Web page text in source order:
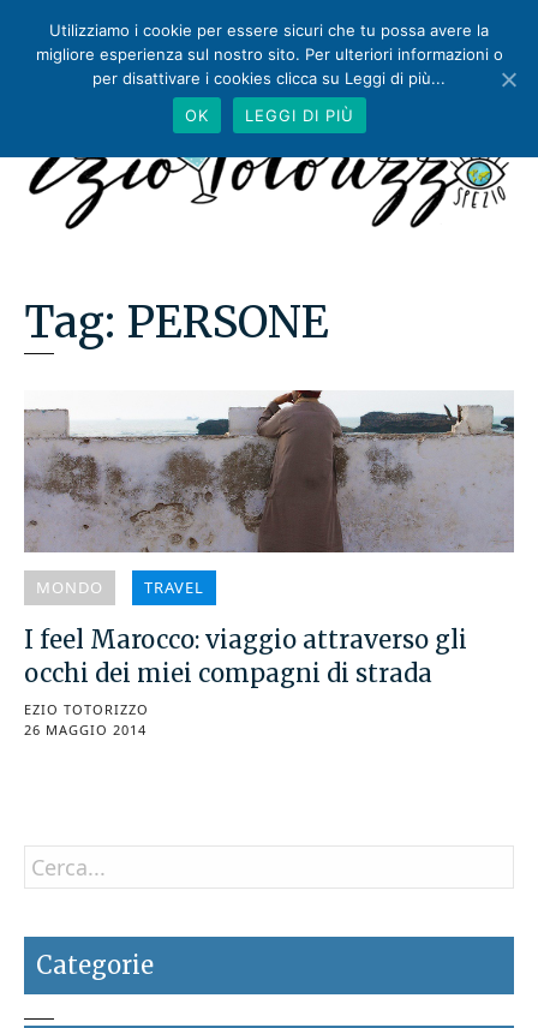
Tag: PERSONE
MONDO TRAVEL
I feel Marocco: viaggio attraverso gli
occhi dei miei compagni di strada
EZIO TOTORIZZO
26 MAGGIO 2014
Categorie
Utilizziamo i cookie per essere sicuri che tu possa avere la
migliore esperienza sul nostro sito. Per ulteriori informazioni o
per disattivare i cookies clicca su Leggi di più...
OK
LEGGI DI PIÙ